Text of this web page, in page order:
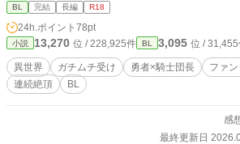
BL 完結 長編 R18
24h.ポイント 78pt
小説 13,270 位 / 228,925件 BL 3,095 位 /
異世界 ガチムチ受け 勇者×騎士団長 ファ
連続絶頂
BL
感
最終更新日